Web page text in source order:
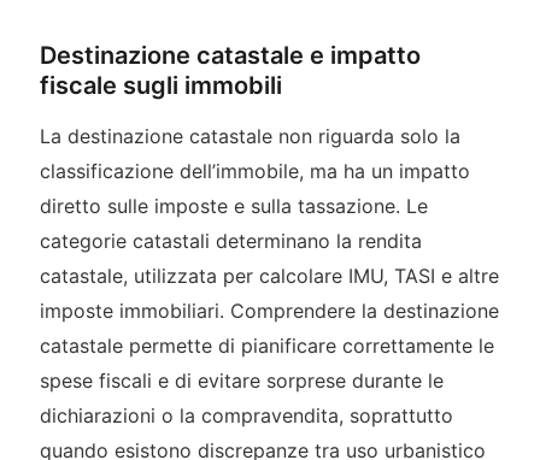
Destinazione catastale e impatto
fiscale sugli immobili
La destinazione catastale non riguarda solo la
classificazione dell’immobile, ma ha un impatto
diretto sulle imposte e sulla tassazione. Le
categorie catastali determinano la rendita
catastale, utilizzata per calcolare IMU, TASI e altre
imposte immobiliari. Comprendere la destinazione
catastale permette di pianificare correttamente le
spese fiscali e di evitare sorprese durante le
dichiarazioni o la compravendita, soprattutto
quando esistono discrepanze tra uso urbanistico